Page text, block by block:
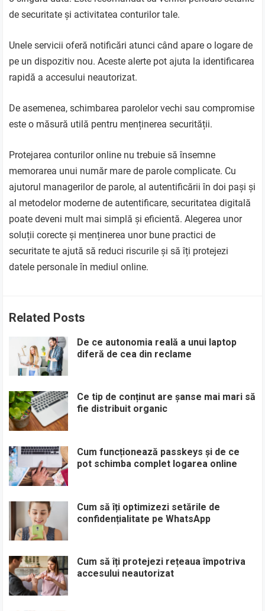
de securitate și activitatea conturilor tale.
Unele servicii oferă notificări atunci când apare o logare de
pe un dispozitiv nou. Aceste alerte pot ajuta la identificarea
rapidă a accesului neautorizat.
De asemenea, schimbarea parolelor vechi sau compromise
este o măsură utilă pentru menținerea securității.
Protejarea conturilor online nu trebuie să însemne
memorarea unui număr mare de parole complicate. Cu
ajutorul managerilor de parole, al autentificării în doi pași și
al metodelor moderne de autentificare, securitatea digitală
poate deveni mult mai simplă și eficientă. Alegerea unor
soluții corecte și menținerea unor bune practici de
securitate te ajută să reduci riscurile și să îți protejezi
datele personale în mediul online.
Related Posts
De ce autonomia reală a unui laptop
diferă de cea din reclame
Ce tip de conținut are șanse mai mari să
fie distribuit organic
Cum funcționează passkeys și de ce
pot schimba complet logarea online
Cum să îți optimizezi setările de
confidențialitate pe WhatsApp
Cum să îți protejezi rețeaua împotriva
accesului neautorizat